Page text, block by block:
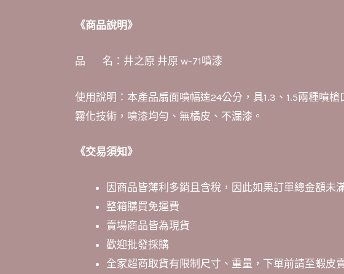
《商品說明》
品 名：井之原 井原 w-71噴漆
使用說明：本產品扇面噴幅達24公分，具1.3、1.5兩種噴
霧化技術，噴漆均勻、無橘皮、不漏漆。
《交易須知》
因商品皆薄利多銷且含稅，因此如果訂單總金額未
整箱購買免運費
賣場商品皆為現貨
歡迎批發採購
全家超商取貨有限制尺寸、重量，下單前請至蝦皮